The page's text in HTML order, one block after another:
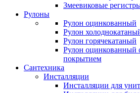
Змеевиковые
Рулоны
Рулон оцинкованный
Рулон
Рулон горячекатаный
Рулон оцинкованный
покрытием
Сантехника
Инсталляции
Инсталляции для